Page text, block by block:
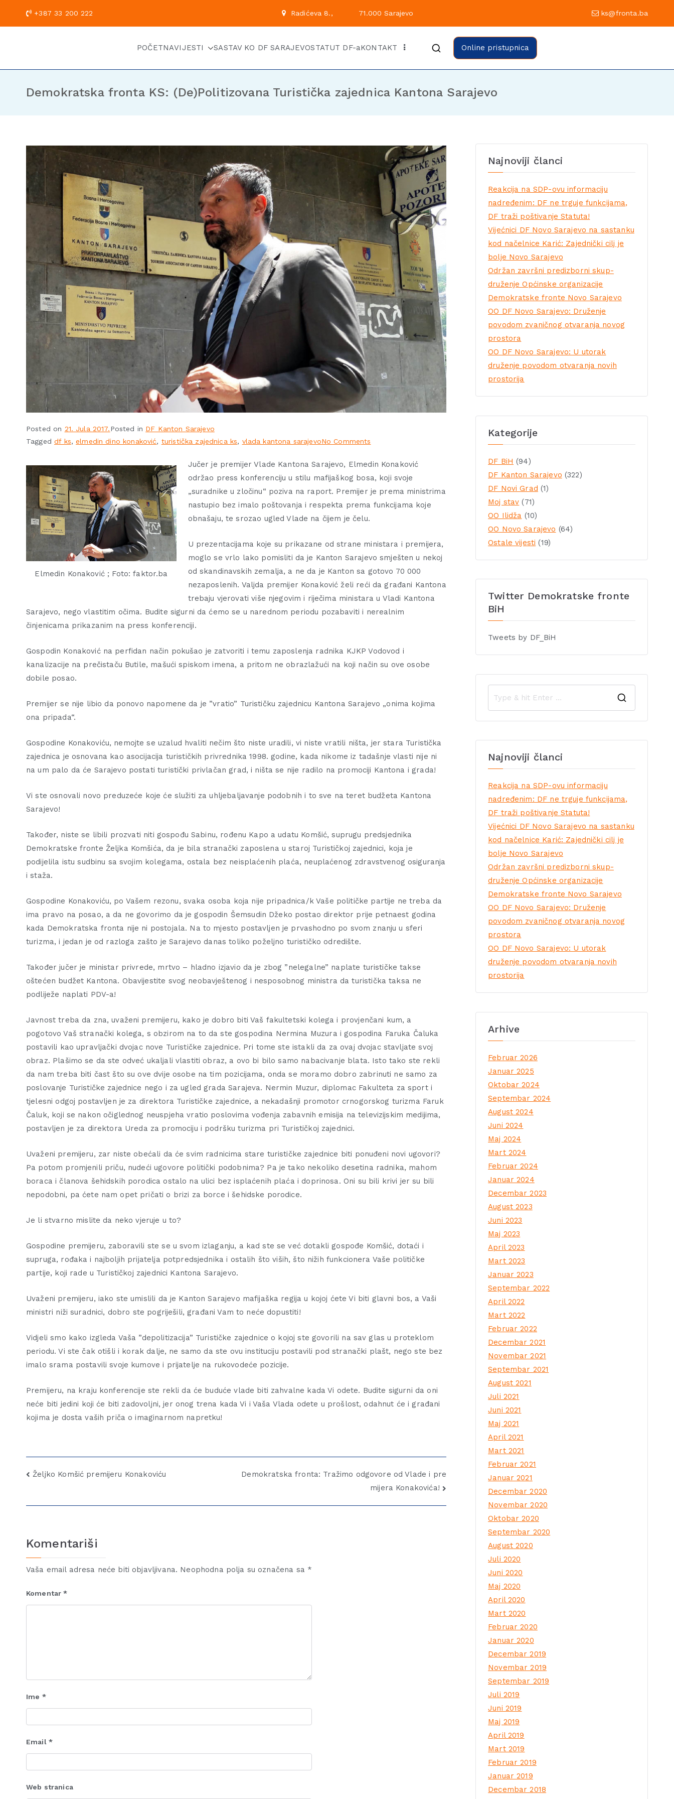
+387 33 200 222 Radićeva 8., 71.000 Sarajevo ks@fronta.ba
Kantonalni odbor Demokratske fronte Sarajevo
Službena stranica KO DF Sarajevo
POČETNAVIJESTI SASTAV KO DF SARAJEVOSTATUT DF-aKONTAKT Online pristupnica
Demokratska fronta KS: (De)Politizovana Turistička zajednica Kantona Sarajevo
Posted on 21. Jula 2017.Posted in DF Kanton Sarajevo
Taggeddf ks,elmedin dino konaković, turistička zajednica ks, vlada kantona sarajevoNo Comments
Elmedin Konaković ; Foto: faktor.ba
Jučer je premijer Vlade Kantona Sarajevo, Elmedin Konaković
održao press konferenciju u stilu mafijaškog bosa, koji svoje
„suradnike u zločinu“ poziva na raport. Premijer je prema ministrima
nastupio bez imalo poštovanja i respekta prema funkcijama koje
obnašaju, te srozao ugled Vlade na čijem je čelu.
U prezentacijama koje su prikazane od strane ministara i premijera,
moglo se vrlo lako pomisliti da je Kanton Sarajevo smješten u nekoj
od skandinavskih zemalja, a ne da je Kanton sa gotovo 70 000
nezaposlenih. Valjda premijer Konaković želi reći da građani Kantona
trebaju vjerovati više njegovim i riječima ministara u Vladi Kantona
Sarajevo, nego vlastitim očima. Budite sigurni da ćemo se u narednom periodu pozabaviti i nerealnim
činjenicama prikazanim na press konferenciji.
Gospodin Konaković na perfidan način pokušao je zatvoriti i temu zaposlenja radnika KJKP Vodovod i
kanalizacije na prečistaču Butile, mašući spiskom imena, a pritom ne obrazlažući na koji način su ove osobe
dobile posao.
Premijer se nije libio da ponovo napomene da je ”vratio” Turističku zajednicu Kantona Sarajevo „onima kojima
ona pripada“.
Gospodine Konakoviću, nemojte se uzalud hvaliti nečim što niste uradili, vi niste vratili ništa, jer stara Turistička
zajednica je osnovana kao asocijacija turističkih privrednika 1998. godine, kada nikome iz tadašnje vlasti nije ni
na um palo da će Sarajevo postati turistički privlačan grad, i ništa se nije radilo na promociji Kantona i grada!
Vi ste osnovali novo preduzeće koje će služiti za uhljebaljavanje podobnih i to sve na teret budžeta Kantona
Sarajevo!
Također, niste se libili prozvati niti gospođu Sabinu, rođenu Kapo a udatu Komšić, suprugu predsjednika
Demokratske fronte Željka Komšića, da je bila stranački zaposlena u staroj Turističkoj zajednici, koja je
podijelila istu sudbinu sa svojim kolegama, ostala bez neisplaćenih plaća, neuplaćenog zdravstvenog osiguranja
i staža.
Gospodine Konakoviću, po Vašem rezonu, svaka osoba koja nije pripadnica/k Vaše političke partije ne treba da
ima pravo na posao, a da ne govorimo da je gospodin Šemsudin Džeko postao direktor prije petnaest godina
kada Demokratska fronta nije ni postojala. Na to mjesto postavljen je prvashodno po svom znanju u sferi
turizma, i jedan je od razloga zašto je Sarajevo danas toliko poželjno turističko odredište.
Također jučer je ministar privrede, mrtvo – hladno izjavio da je zbog ”nelegalne” naplate turističke takse
oštećen budžet Kantona. Obavijestite svog neobavještenog i nesposobnog ministra da turistička taksa ne
podliježe naplati PDV-a!
Javnost treba da zna, uvaženi premijeru, kako je dobro biti Vaš fakultetski kolega i provjenčani kum, a
pogotovo Vaš stranački kolega, s obzirom na to da ste gospodina Nermina Muzura i gospodina Faruka Čaluka
postavili kao upravljački dvojac nove Turističke zajednice. Pri tome ste istakli da za ovaj dvojac stavljate svoj
obraz. Plašimo se da ste odveć ukaljali vlastiti obraz, a ovo bi bilo samo nabacivanje blata. Isto tako ste rekli
da nam treba biti čast što su ove dvije osobe na tim pozicijama, onda se moramo dobro zabrinuti ne samo za
poslovanje Turističke zajednice nego i za ugled grada Sarajeva. Nermin Muzur, diplomac Fakulteta za sport i
tjelesni odgoj postavljen je za direktora Turističke zajednice, a nekadašnji promotor crnogorskog turizma Faruk
Čaluk, koji se nakon očiglednog neuspjeha vratio poslovima vođenja zabavnih emisija na televizijskim medijima,
postavljen je za direktora Ureda za promociju i podršku turizma pri Turističkoj zajednici.
Uvaženi premijeru, zar niste obećali da će svim radnicima stare turističke zajednice biti ponuđeni novi ugovori?
Pa potom promjenili priču, nudeći ugovore politički podobnima? Pa je tako nekoliko desetina radnika, mahom
boraca i članova šehidskih porodica ostalo na ulici bez isplaćenih plaća i doprinosa. Oni su bili krivi jer su bili
nepodobni, pa ćete nam opet pričati o brizi za borce i šehidske porodice.
Je li stvarno mislite da neko vjeruje u to?
Gospodine premijeru, zaboravili ste se u svom izlaganju, a kad ste se već dotakli gospođe Komšić, dotaći i
supruga, rođaka i najboljih prijatelja potpredsjednika i ostalih što viših, što nižih funkcionera Vaše političke
partije, koji rade u Turističkoj zajednici Kantona Sarajevo.
Uvaženi premijeru, iako ste umislili da je Kanton Sarajevo mafijaška regija u kojoj ćete Vi biti glavni bos, a Vaši
ministri niži suradnici, dobro ste pogriješili, građani Vam to neće dopustiti!
Vidjeli smo kako izgleda Vaša ”depolitizacija” Turističke zajednice o kojoj ste govorili na sav glas u proteklom
periodu. Vi ste čak otišli i korak dalje, ne samo da ste ovu instituciju postavili pod stranački plašt, nego ste bez
imalo srama postavili svoje kumove i prijatelje na rukovodeće pozicije.
Premijeru, na kraju konferencije ste rekli da će buduće vlade biti zahvalne kada Vi odete. Budite sigurni da oni
neće biti jedini koji će biti zadovoljni, jer onog trena kada Vi i Vaša Vlada odete u prošlost, odahnut će i građani
kojima je dosta vaših priča o imaginarnom napretku!
Željko Komšić premijeru Konakoviću
Demokratska fronta: Tražimo odgovore od Vlade i pre
mijera Konakovića!
Komentariši
Vaša email adresa neće biti objavljivana. Neophodna polja su označena sa *
Komentar*
Ime *
Email *
Web stranica
Najnoviji članci
Reakcija na SDP-ovu informaciju
nadređenim: DF ne trguje funkcijama,
DF traži poštivanje Statuta!
Vijećnici DF Novo Sarajevo na sastanku
kod načelnice Karić: Zajednički cilj je
bolje Novo Sarajevo
Održan završni predizborni skup-
druženje Općinske organizacije
Demokratske fronte Novo Sarajevo
OO DF Novo Sarajevo: Druženje
povodom zvaničnog otvaranja novog
prostora
OO DF Novo Sarajevo: U utorak
druženje povodom otvaranja novih
prostorija
Kategorije
DF BiH (94)
DF Kanton Sarajevo (322)
DF Novi Grad (1)
Moj stav (71)
OO Ilidža (10)
OO Novo Sarajevo (64)
Ostale vijesti (19)
Twitter Demokratske fronte
BiH
Tweets by DF_BiH
Najnoviji članci
Reakcija na SDP-ovu informaciju
nadređenim: DF ne trguje funkcijama,
DF traži poštivanje Statuta!
Vijećnici DF Novo Sarajevo na sastanku
kod načelnice Karić: Zajednički cilj je
bolje Novo Sarajevo
Održan završni predizborni skup-
druženje Općinske organizacije
Demokratske fronte Novo Sarajevo
OO DF Novo Sarajevo: Druženje
povodom zvaničnog otvaranja novog
prostora
OO DF Novo Sarajevo: U utorak
druženje povodom otvaranja novih
prostorija
Arhive
Februar 2026
Januar 2025
Oktobar 2024
Septembar 2024
August 2024
Juni 2024
Maj 2024
Mart 2024
Februar 2024
Januar 2024
Decembar 2023
August 2023
Juni 2023
Maj 2023
April 2023
Mart 2023
Januar 2023
Septembar 2022
April 2022
Mart 2022
Februar 2022
Decembar 2021
Novembar 2021
Septembar 2021
August 2021
Juli 2021
Juni 2021
Maj 2021
April 2021
Mart 2021
Februar 2021
Januar 2021
Decembar 2020
Novembar 2020
Oktobar 2020
Septembar 2020
August 2020
Juli 2020
Juni 2020
Maj 2020
April 2020
Mart 2020
Februar 2020
Januar 2020
Decembar 2019
Novembar 2019
Septembar 2019
Juli 2019
Juni 2019
Maj 2019
April 2019
Mart 2019
Februar 2019
Januar 2019
Decembar 2018